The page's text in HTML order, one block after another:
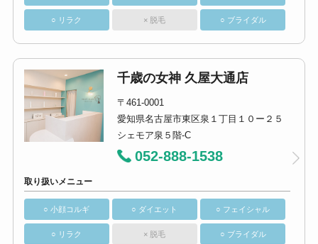
○ リラク × 脱毛 ○ ブライダル
千歳の女神 久屋大通店
〒461-0001
愛知県名古屋市東区泉１丁目１０ー２５
シェモア泉５階-C
052-888-1538
取り扱いメニュー
○ 小顔コルギ ○ ダイエット ○ フェイシャル
○ リラク × 脱毛 ○ ブライダル